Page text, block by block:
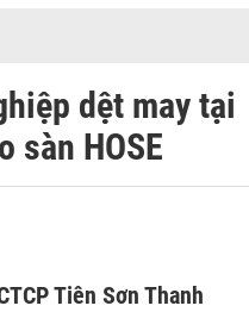
dệt may tại
sàn HOSE
Tiên Sơn Thanh